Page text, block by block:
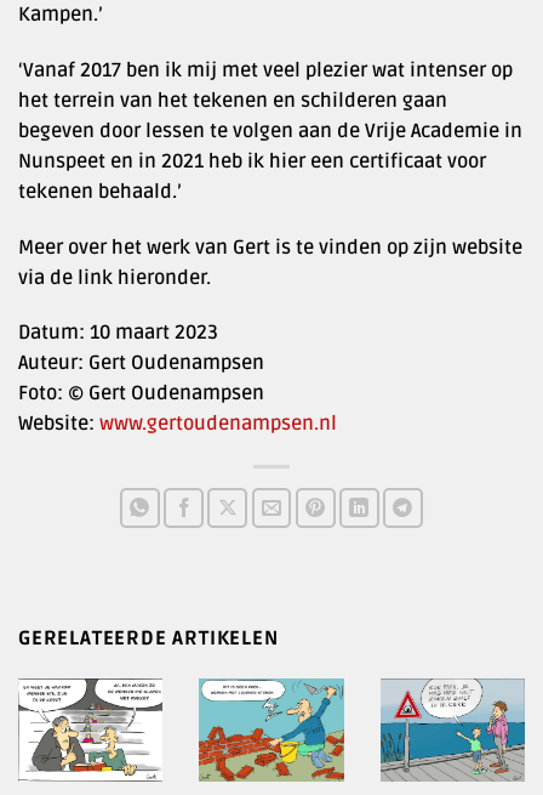
Kampen.’
‘Vanaf 2017 ben ik mij met veel plezier wat intenser op
het terrein van het tekenen en schilderen gaan
begeven door lessen te volgen aan de Vrije Academie in
Nunspeet en in 2021 heb ik hier een certificaat voor
tekenen behaald.’
Meer over het werk van Gert is te vinden op zijn website
via de link hieronder.
Datum: 10 maart 2023
Auteur: Gert Oudenampsen
Foto: © Gert Oudenampsen
Website: www.gertoudenampsen.nl
GERELATEERDE ARTIKELEN